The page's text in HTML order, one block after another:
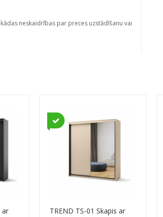
neskaidrības par preces uzstādīšanu vai
ar
TREND TS-01 Skapis ar